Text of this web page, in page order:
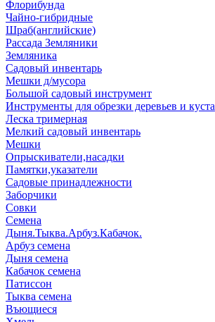
Флорибунда
Чайно-гибридные
Шраб(английские)
Рассада Земляники
Земляника
Садовый инвентарь
Мешки д/мусора
Большой садовый инструмент
Инструменты для обрезки деревьев и
Леска тримерная
Мелкий садовый инвентарь
Мешки
Опрыскиватели,насадки
Памятки,указатели
Садовые принадлежности
Заборчики
Совки
Семена
Дыня.Тыква.Арбуз.Кабачок.
Арбуз семена
Дыня семена
Кабачок семена
Патиссон
Тыква семена
Въющиеся